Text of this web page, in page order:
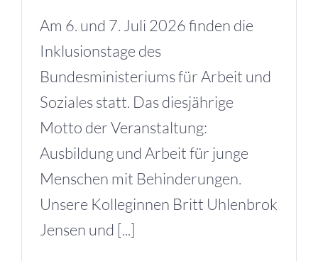
Am 6. und 7. Juli 2026 finden die
Inklusionstage des
Bundesministeriums für Arbeit und
Soziales statt. Das diesjährige
Motto der Veranstaltung:
Ausbildung und Arbeit für junge
Menschen mit Behinderungen.
Unsere Kolleginnen Britt Uhlenbrok
Jensen und [...]